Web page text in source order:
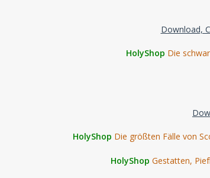
Download,
HolyShop Die
HolyShop Die größten Fälle von
HolyShop Gestatten,